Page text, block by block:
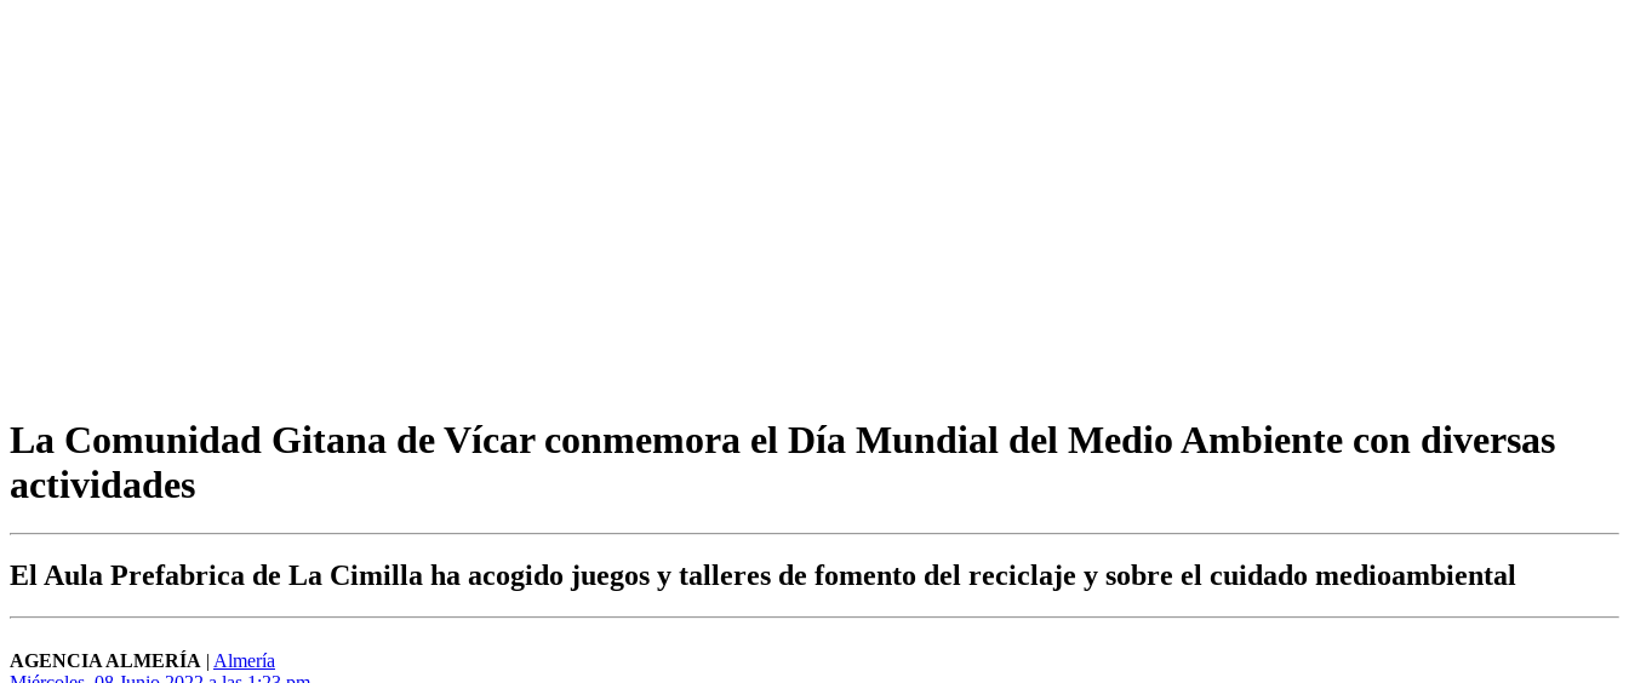
La Comunidad Gitana de Vícar conmemora el Día Mundial del Medio Ambiente con diversas
actividades
El Aula Prefabrica de La Cimilla ha acogido juegos y talleres de fomento del reciclaje y sobre el cuidado medioambiental
AGENCIA ALMERÍA | Almería